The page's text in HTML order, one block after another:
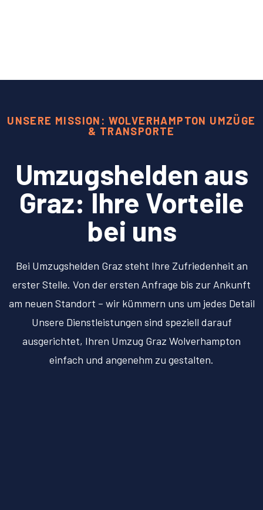
UNSERE MISSION: WOLVERHAMPTON UMZÜGE
& TRANSPORTE
Umzugshelden aus
Graz: Ihre Vorteile
bei uns
Bei Umzugshelden Graz steht Ihre Zufriedenheit an
erster Stelle. Von der ersten Anfrage bis zur Ankunft
am neuen Standort – wir kümmern uns um jedes Detail
Unsere Dienstleistungen sind speziell darauf
ausgerichtet, Ihren Umzug Graz Wolverhampton
einfach und angenehm zu gestalten.